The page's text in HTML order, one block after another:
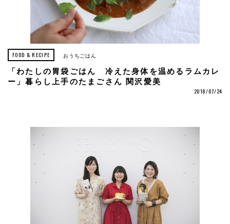
FOOD & RECIPE おうちごはん
「わたしの胃袋ごはん 冷えた身体を温めるラムカレ
ー」暮らし上手のたまごさん 関沢愛美
2018/07/24